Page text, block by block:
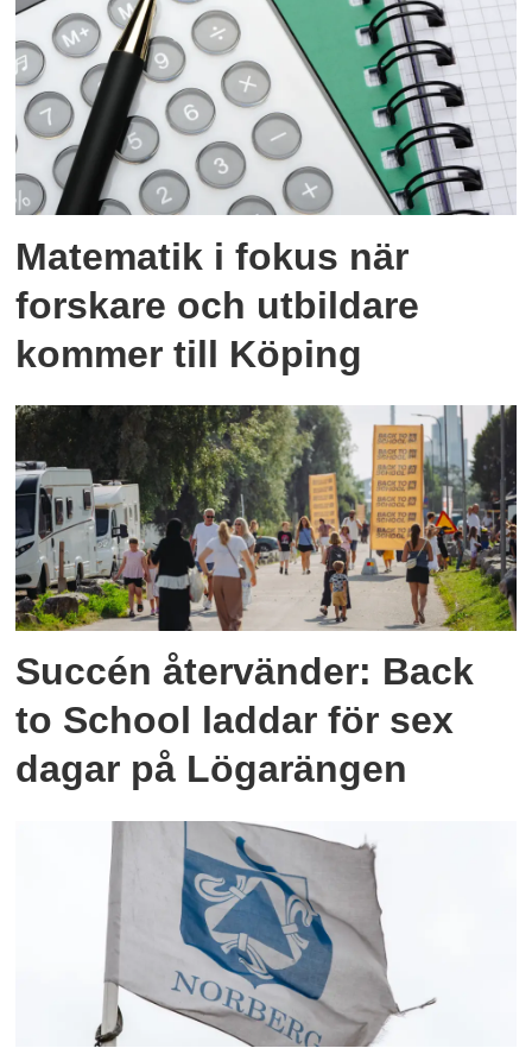
Matematik i fokus när
forskare och utbildare
kommer till Köping
Succén återvänder: Back
to School laddar för sex
dagar på Lögarängen